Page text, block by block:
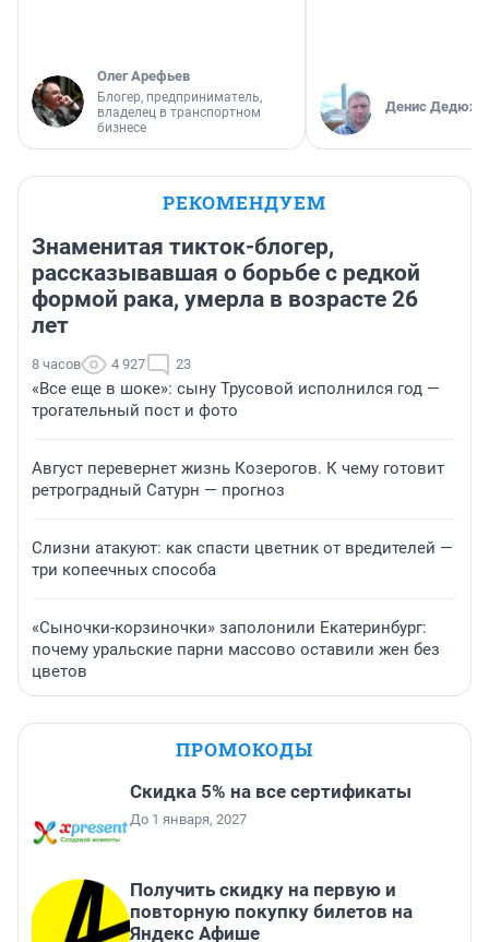
Олег Арефьев
Блогер, предприниматель,
владелец в транспортном
бизнесе
Денис
РЕКОМЕНДУЕМ
Знаменитая тикток-блогер,
рассказывавшая о борьбе с редкой
формой рака, умерла в возрасте 26
лет
8 часов 4 927 23
«Все еще в шоке»: сыну Трусовой исполнился год —
трогательный пост и фото
Август перевернет жизнь Козерогов. К чему готовит
ретроградный Сатурн — прогноз
Слизни атакуют: как спасти цветник от вредителей —
три копеечных способа
«Сыночки-корзиночки» заполонили Екатеринбург:
почему уральские парни массово оставили жен без
цветов
ПРОМОКОДЫ
Скидка 5% на все сертификаты
До 1 января, 2027
Получить скидку на первую и
повторную покупку билетов на
Яндекс Афише